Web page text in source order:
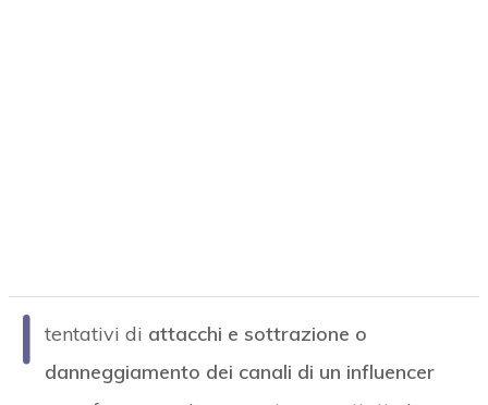
I tentativi di attacchi e sottrazione o
danneggiamento dei canali di un influencer